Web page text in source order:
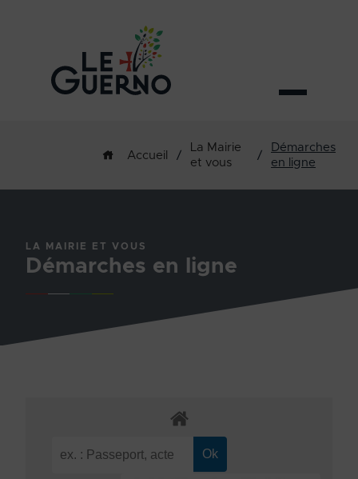
Accueil /
La Mairie
et vous
/
Démarches
en ligne
LA MAIRIE ET VOUS
Démarches en ligne